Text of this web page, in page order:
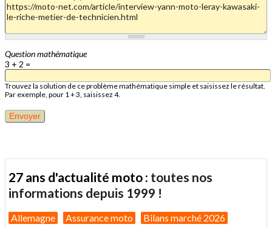
Question mathématique
3 + 2 =
Trouvez la solution de ce problème mathématique simple et saisissez le résultat.
Par exemple, pour 1 + 3, saisissez 4.
27 ans d'actualité moto : toutes nos
informations depuis 1999 !
Allemagne Assurance moto Bilans marché 2026